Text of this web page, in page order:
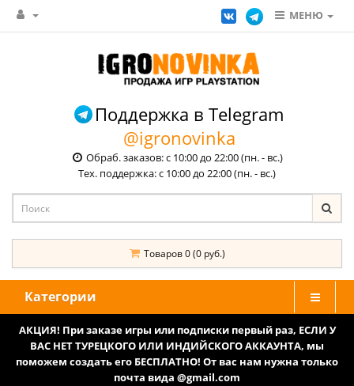
МЕНЮ
Поддержка в Telegram
@igronovinka
Обраб. заказов: с 10:00 до 22:00 (пн. - вс.)
Тех. поддержка: с 10:00 до 22:00 (пн. - вс.)
Товаров 0 (0 руб.)
Категории
АКЦИЯ! При заказе игры или подписки первый раз, ЕСЛИ У
ВАС НЕТ ТУРЕЦКОГО ИЛИ ИНДИЙСКОГО АККАУНТА, мы
поможем создать его БЕСПЛАТНО! От вас нам нужна только
почта вида @gmail.com